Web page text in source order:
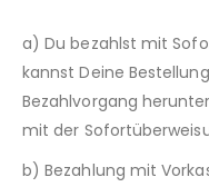
a) Du bezahlst mit
kannst Deine
Bezahlvorgang
mit der
b) Bezahlung mit